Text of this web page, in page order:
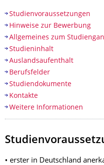
Studienvoraussetzungen
Hinweise zur Bewerbung
Allgemeines zum
Studieninhalt
Auslandsaufenthalt
Berufsfelder
Studiendokumente
Kontakte
Weitere Informationen
• erster in Deutschland